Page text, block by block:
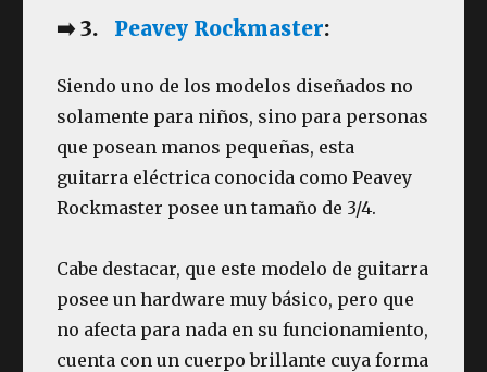
➡️ 3. Peavey Rockmaster:
Siendo uno de los modelos diseñados no
solamente para niños, sino para personas
que posean manos pequeñas, esta
guitarra eléctrica conocida como Peavey
Rockmaster posee un tamaño de 3/4.
Cabe destacar, que este modelo de guitarra
posee un hardware muy básico, pero que
no afecta para nada en su funcionamiento,
cuenta con un cuerpo brillante cuya forma